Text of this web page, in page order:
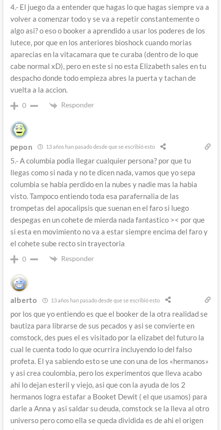
4.- El juego da a entender que hagas lo que hagas siempre va a
volver a comenzar todo y se va a repetir constantemente o
algo asi? o eso o booker a aprendido a usar los poderes de los
lutece, por que en los anteriores bioshock cuando morias
aparecias en la vitacamara que te curaba (dentro de lo que
cabe normal xD), pero en este si no esta Elizabeth sales en tu
despacho donde todo empieza abres la puerta y tachan de
vuelta a la accion.
0 Responder
pepon 13 años han pasado desde que se escribió esto
5.- A columbia podia llegar cualquier persona? por que tu
llegas como si nada y no te dicen nada, vamos que yo sepa
columbia se habia perdido en la nubes y nadie mas la habia
visto. Tampoco entiendo toda esa parafernalia de las
trompetas del apocalipsis que suenan en el faro si luego
despegas en un cohete de mierda nada fantastico >< por que
si esta en movimiento no va a estar siempre encima del faro y
el cohete sube recto sin trayectoria
0 Responder
alberto 13 años han pasado desde que se escribió esto
por los que yo entiendo es que el booker de la otra realidad se
bautiza para librarse de sus pecados y asi se convierte en
comstock, des pues el es visitado por la elizabet del futuro la
cual le cuenta todo lo que ocurrira incluyendo lo del falso
profeta. El ya sabiendo esto se une con una de los «hermanos»
y asi crea coulombia, pero los experimentos que lleva acabo
ahi lo dejan esteril y viejo, asi que con la ayuda de los 2
hermanos logra estafar a Booket Dewit ( el que usamos) para
darle a Anna y asi saldar su deuda, comstock se la lleva al otro
universo pero como ella se queda dividida es de ahi el origen